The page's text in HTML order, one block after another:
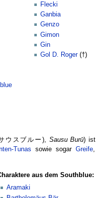
Flecki
Ganbia
Genzo
Gimon
Gin
Gol D. Roger(†)
ウスブルー), Sausu Burū) ist
Tunas sowie sogarGreife
aus dem Southblue:
Aramaki